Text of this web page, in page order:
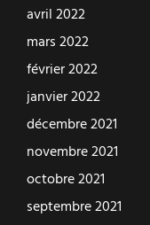
avril 2022
mars 2022
février 2022
janvier 2022
décembre 2021
novembre 2021
octobre 2021
septembre 2021